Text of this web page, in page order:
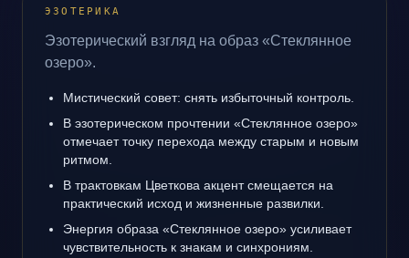
ЭЗОТЕРИКА
Эзотерический взгляд на образ «Стеклянное
озеро».
Мистический совет: снять избыточный контроль.
В эзотерическом прочтении «Стеклянное озеро»
отмечает точку перехода между старым и новым
ритмом.
В трактовкам Цветкова акцент смещается на
практический исход и жизненные развилки.
Энергия образа «Стеклянное озеро» усиливает
чувствительность к знакам и синхрониям.